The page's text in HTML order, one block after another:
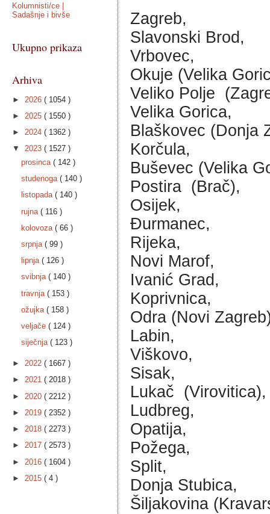
Zagreb,
Slavonski Brod,
Vrbovec,
Okuje (Velika
Veliko Polje
Velika Gorica,
Blaškovec (Donja
Korčula,
Buševec (Velika
Postira  (Brač),
Osijek,
Đurmanec,
Rijeka,
Novi Marof,
Ivanić Grad,
Koprivnica,
Odra (Novi
Labin,
Viškovo,
Sisak,
Lukač  (Virovitica),
Ludbreg,
Opatija,
Požega,
Split,
Donja Stubica,
Šiljakovina
Kolumnisti/ce |
Sadašnje i bivše
Ukupno prikaza
Arhiva
► 2026 ( 1054 )
► 2025 ( 1550 )
► 2024 ( 1362 )
▼ 2023 ( 1527 )
prosinca( 142 )
studenoga( 140 )
listopada( 140 )
rujna( 116 )
kolovoza( 66 )
srpnja( 99 )
lipnja( 126 )
svibnja( 140 )
travnja( 153 )
ožujka( 158 )
veljače( 124 )
siječnja( 123 )
► 2022 ( 1667 )
► 2021 ( 2018 )
► 2020 ( 2212 )
► 2019 ( 2352 )
► 2018 ( 2273 )
► 2017 ( 2573 )
► 2016 ( 1604 )
► 2015 ( 4 )